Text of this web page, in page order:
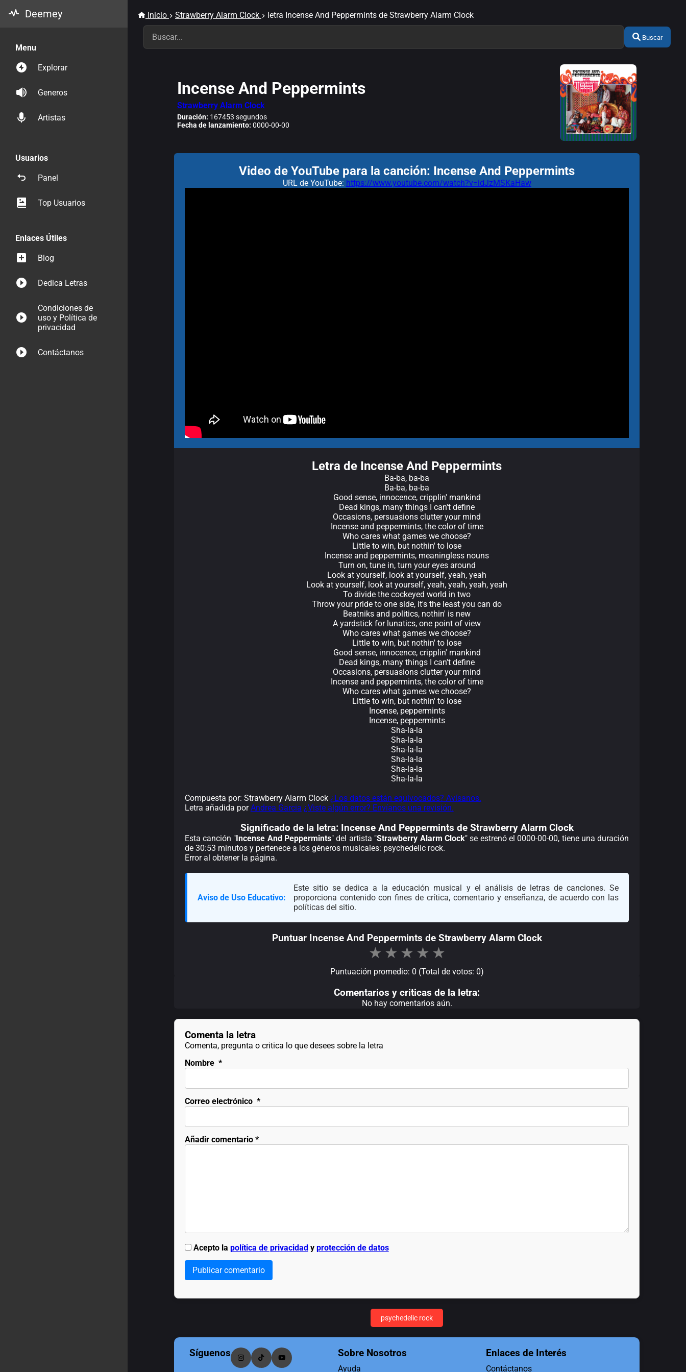
Deemey
Menu
Explorar
Generos
Artistas
Usuarios
Panel
Top Usuarios
Enlaces Útiles
Blog
Dedica Letras
Condiciones de
uso y Política de
privacidad
Contáctanos
Inicio Strawberry Alarm Clock letra Incense And Peppermints de Strawberry Alarm Clock
Buscar
Incense And Peppermints
Strawberry Alarm Clock
Duración: 167453 segundos
Fecha de lanzamiento: 0000-00-00
Video de YouTube para la canción: Incense And Peppermints
URL de YouTube: https://www.youtube.com/watch?v=idJzMSKaHaw
Letra de Incense And Peppermints
Ba-ba, ba-ba
Ba-ba, ba-ba
Good sense, innocence, cripplin' mankind
Dead kings, many things I can't define
Occasions, persuasions clutter your mind
Incense and peppermints, the color of time
Who cares what games we choose?
Little to win, but nothin' to lose
Incense and peppermints, meaningless nouns
Turn on, tune in, turn your eyes around
Look at yourself, look at yourself, yeah, yeah
Look at yourself, look at yourself, yeah, yeah, yeah, yeah
To divide the cockeyed world in two
Throw your pride to one side, it's the least you can do
Beatniks and politics, nothin' is new
A yardstick for lunatics, one point of view
Who cares what games we choose?
Little to win, but nothin' to lose
Good sense, innocence, cripplin' mankind
Dead kings, many things I can't define
Occasions, persuasions clutter your mind
Incense and peppermints, the color of time
Who cares what games we choose?
Little to win, but nothin' to lose
Incense, peppermints
Incense, peppermints
Sha-la-la
Sha-la-la
Sha-la-la
Sha-la-la
Sha-la-la
Sha-la-la
Compuesta por: Strawberry Alarm Clock ¿Los datos están equivocados? Avísanos.
Letra añadida porAndrea Garcia ¿Viste algún error? Envíanos una revisión.
Significado de la letra: Incense And Peppermints de Strawberry Alarm Clock
Esta canción "Incense And Peppermints" del artista "Strawberry Alarm Clock" se estrenó el 0000-00-00, tiene una duración
de 30:53 minutos y pertenece a los géneros musicales: psychedelic rock.
Error al obtener la página.
Aviso de Uso Educativo:
Este sitio se dedica a la educación musical y el análisis de letras de canciones. Se
proporciona contenido con fines de crítica, comentario y enseñanza, de acuerdo con las
políticas del sitio.
Puntuar Incense And Peppermints de Strawberry Alarm Clock
★ ★ ★ ★ ★
Puntuación promedio: 0 (Total de votos: 0)
Comentarios y criticas de la letra:
No hay comentarios aún.
Comenta la letra
Comenta, pregunta o critica lo que desees sobre la letra
Nombre *
Correo electrónico *
Añadir comentario*
Acepto la política de privacidady protección de datos
Publicar comentario
psychedelic rock
Síguenos Sobre Nosotros
Ayuda
Enlaces de Interés
Contáctanos